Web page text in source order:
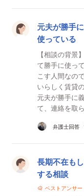
元夫が勝手
使っている
【相談の背景
て勝手に使っていました。 元
こす人間なの
いらしく賃貸
元夫が勝手に
て、連絡を取
こ...
弁護士回答
長期不在も
する相談
ベストアンサー